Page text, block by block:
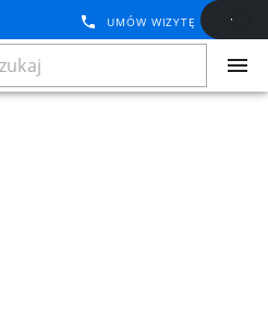
UMÓW WIZYTĘ